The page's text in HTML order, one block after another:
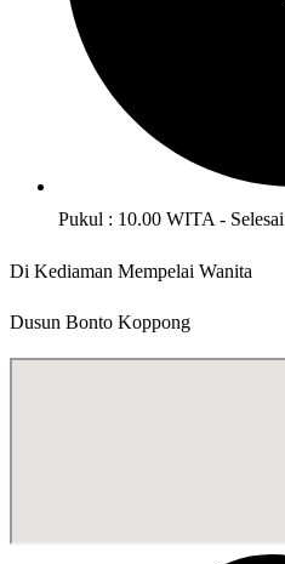
Pukul : 10.00 WITA - Selesai
Di Kediaman Mempelai Wanita
Dusun Bonto Koppong